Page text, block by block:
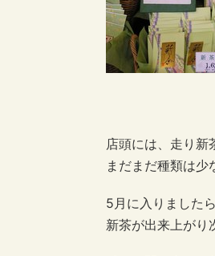
店頭には、走り新
まだまだ種類は
5月に入りました
新茶が出来上がり